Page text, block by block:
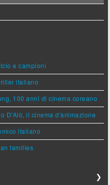
e campioni
italiano
100 anni di cinema coreano
D'Alò, il cinema d'animazione
italiano
families
❯